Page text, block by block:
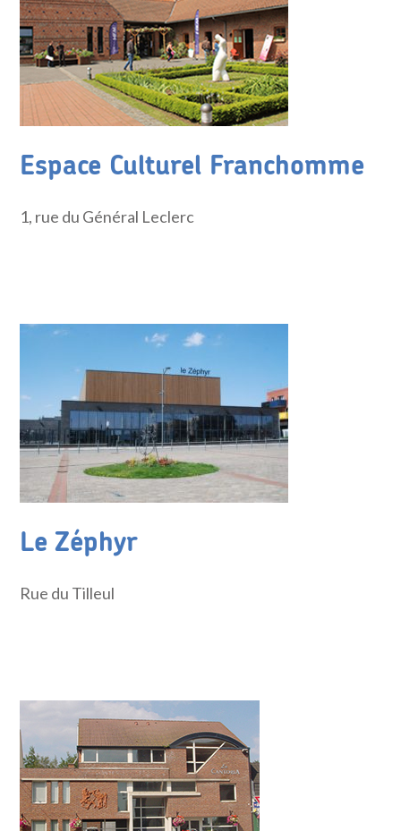
Espace Culturel Franchomme
1, rue du Général Leclerc
Le Zéphyr
Rue du Tilleul